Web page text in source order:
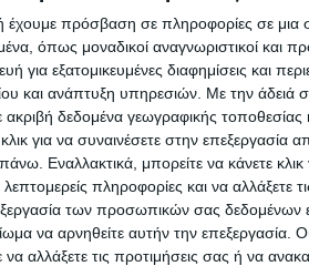
ή έχουμε πρόσβαση σε πληροφορίες σε
όπως μοναδικοί αναγνωριστικοί και
εξατομικευμένες διαφημίσεις και
και ανάπτυξη υπηρεσιών. Με την άδειά
δεδομένα γεωγραφικής τοποθεσίας
για να συναινέσετε στην επεξεργασία
Εναλλακτικά, μπορείτε να κάνετε κλικ
πληροφορίες και να αλλάξετε
των προσωπικών σας δεδομένων
να αρνηθείτε αυτήν την επεξεργασία.
αλλάξετε τις προτιμήσεις σας ή να
με τον αριθμό των
Οι δικαιούχοι
το ¼ του συνολικού
προβούν στην αγορά
του νέου επιδόματος σε